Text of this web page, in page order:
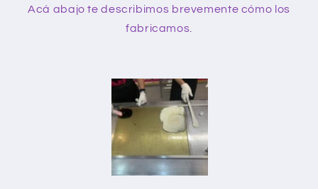
Acá abajo te describimos brevemente cómo los
fabricamos.